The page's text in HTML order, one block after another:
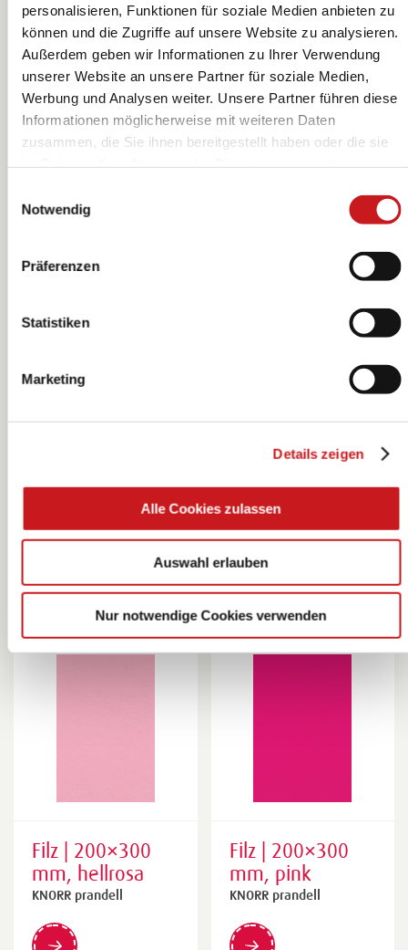
personalisieren, Funktionen für soziale Medien anbieten zu
können und die Zugriffe auf unsere Website zu analysieren.
Außerdem geben wir Informationen zu Ihrer Verwendung
unserer Website an unsere Partner für soziale Medien,
Werbung und Analysen weiter. Unsere Partner führen diese
Informationen möglicherweise mit weiteren Daten
zusammen, die Sie ihnen bereitgestellt haben oder die sie
mehr darüber, wer wir sind, wie Sie uns kontaktieren
können und wie wir personenbezogene Daten verarbeiten.
Notwendig
Präferenzen
Statistiken
Marketing
Details zeigen
Alle Cookies zulassen
Auswahl erlauben
Nur notwendige Cookies verwenden
Filz | 200×300
mm, goldgelb
KNORR prandell
Filz | 200×300
mm, orange
KNORR prandell
mm, rot
Filz | 200×300
mm, hautfarben
KNORR prandell
Filz | 200×300
mm, hellrosa
KNORR prandell
Filz | 200×300
mm, pink
KNORR prandell